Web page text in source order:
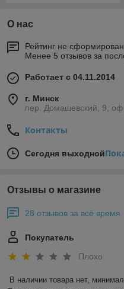
О нас
Рейтинг не сформирован
Менее 5 отзывов за
Работает с 04.11.2014
г. Минск
пер. Домашевский, 9,
Контакты
Сегодня выходной
Отзывы о магазине
28 отзывов за всё время
Покупатель
Плохо
В наличии товара нет,